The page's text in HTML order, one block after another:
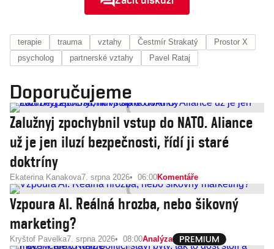
terapie trauma vztahy Čestmír Strakatý
Prostor X
psycholog
partnerské vztahy Pavel Rataj
Doporučujeme
Zalužnyj zpochybnil vstup do NATO. Aliance
už je jen iluzí bezpečnosti, řídí ji staré
doktríny
Ekaterina Kanakova7. srpna 2026 06:00Komentáře
Vzpoura AI. Reálná hrozba, nebo šikovný
marketing?
Kryštof Pavelka7. srpna 2026 08:00Analýza